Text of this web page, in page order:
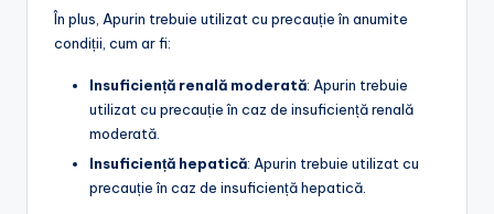
În plus, Apurin trebuie utilizat cu precauție în anumite
condiții, cum ar fi:
Insuficiență renală moderată: Apurin trebuie
utilizat cu precauție în caz de insuficiență renală
moderată.
Insuficiență hepatică: Apurin trebuie utilizat cu
precauție în caz de insuficiență hepatică.